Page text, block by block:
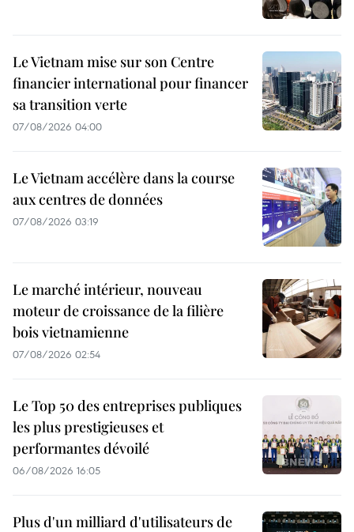
Le Vietnam mise sur son Centre
financier international pour financer
sa transition verte
07/08/2026 04:00
Le Vietnam accélère dans la course
aux centres de données
07/08/2026 03:19
Le marché intérieur, nouveau
moteur de croissance de la filière
bois vietnamienne
07/08/2026 02:54
Le Top 50 des entreprises publiques
les plus prestigieuses et
performantes dévoilé
06/08/2026 16:05
Plus d'un milliard d'utilisateurs de